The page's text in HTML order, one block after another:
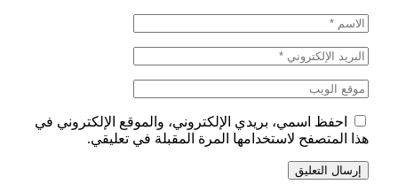
احفظ اسمي، بريدي الإلكتروني، والموقع الإلكتروني في
هذا المتصفح لاستخدامها المرة المقبلة في تعليقي.